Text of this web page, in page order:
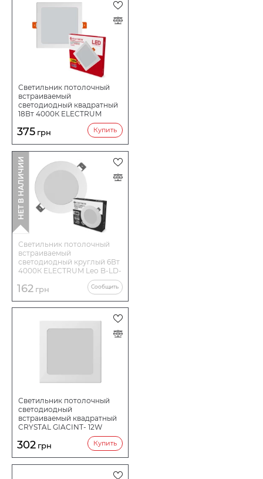
Светильник потолочный
встраиваемый
светодиодный квадратный
18Вт 4000К ELECTRUM
375 грн Купить
Светильник потолочный
встраиваемый
светодиодный круглый 6Вт
4000К ELECTRUM Leo B-LD-
162 грн Сообщить
НЕТ В НАЛИЧИИ
Светильник потолочный
светодиодный
встраиваемый квадратный
CRYSTAL GIACINT- 12W
4000K (2 шт.) ..DNL-008
302 грн Купить